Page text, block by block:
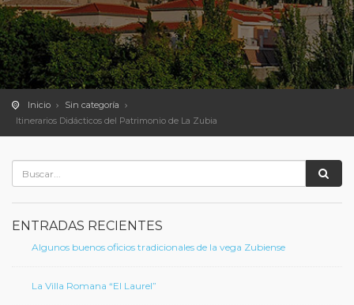
Inicio
Sin categoría
Itinerarios Didácticos del Patrimonio de La Zubia
ENTRADAS RECIENTES
Algunos buenos oficios tradicionales de la vega Zubiense
La Villa Romana “El Laurel”